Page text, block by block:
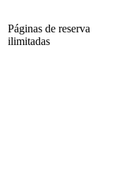
Páginas de reserva
ilimitadas